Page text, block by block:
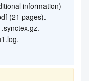
information)
(21 pages).